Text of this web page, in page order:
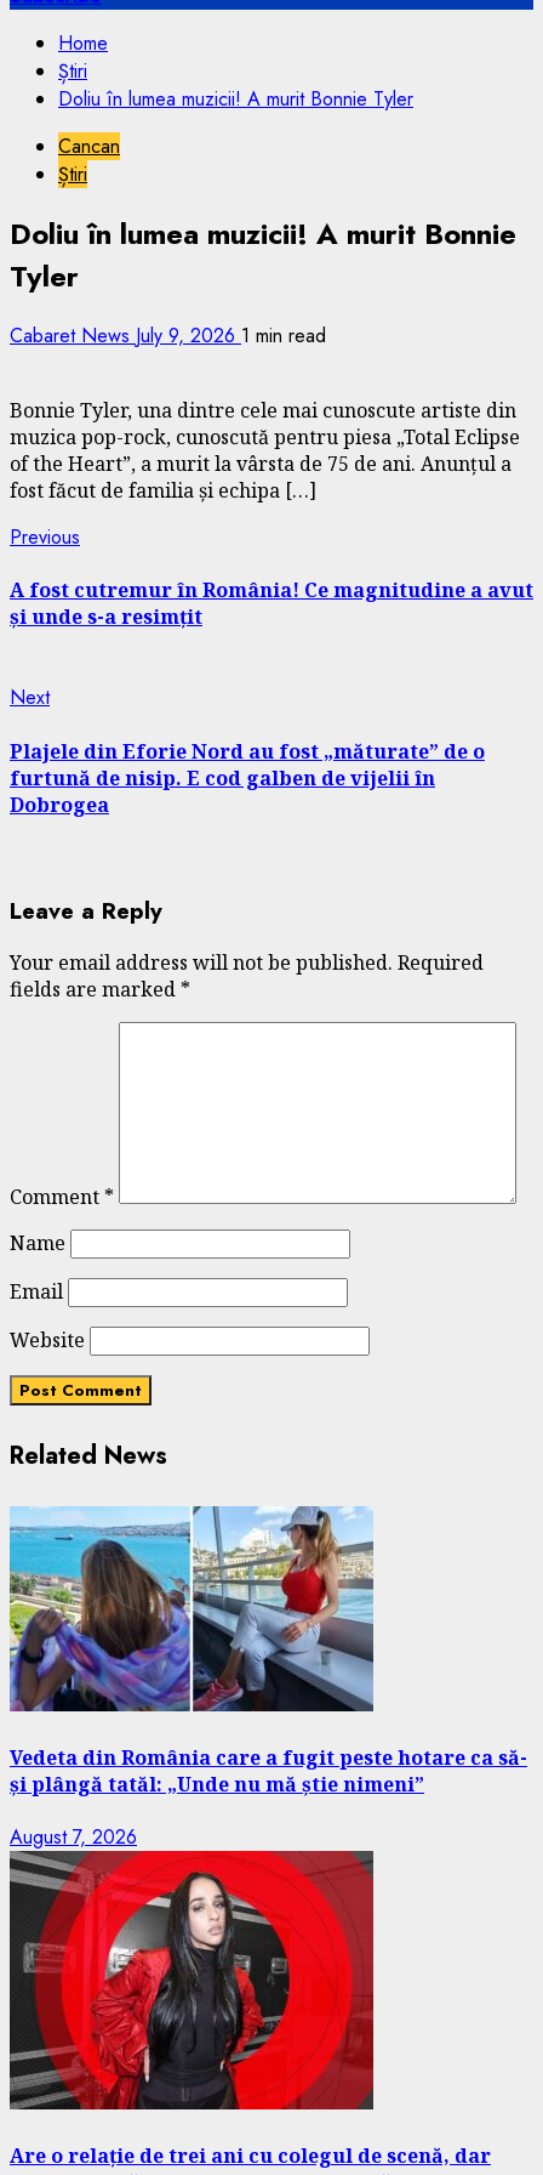
Home
Știri
Doliu în lumea muzicii! A murit Bonnie Tyler
Cancan
Știri
Doliu în lumea muzicii! A murit Bonnie
Tyler
Cabaret News July 9, 2026 1 min read
Bonnie Tyler, una dintre cele mai cunoscute artiste din
muzica pop-rock, cunoscută pentru piesa „Total Eclipse
of the Heart”, a murit la vârsta de 75 de ani. Anunțul a
fost făcut de familia și echipa […]
Continue
Reading
Previous
A fost cutremur în România! Ce magnitudine a avut
și unde s-a resimțit
NextNext
Plajele din Eforie Nord au fost „măturate” de o
furtună de nisip. E cod galben de vijelii în
Dobrogea
Leave a Reply
Your email address will not be published. Required
fields are marked *
Comment *
Name
Email
Website
Related News
Vedeta din România care a fugit peste hotare ca să-
și plângă tatăl: „Unde nu mă știe nimeni”
August 7, 2026
Are o relație de trei ani cu colegul de scenă, dar